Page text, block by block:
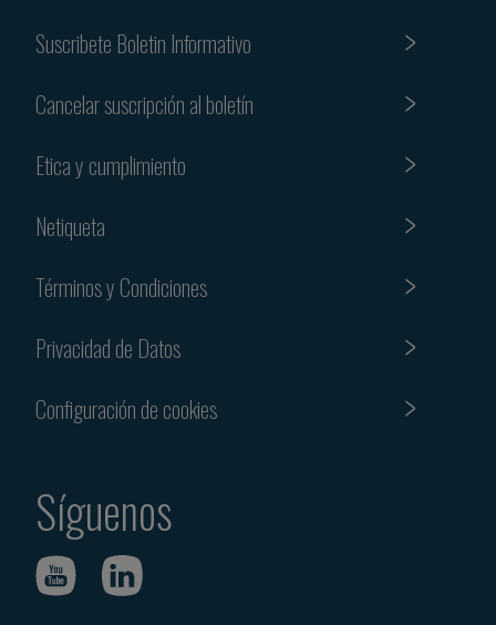
Suscribete Boletin Informativo
Cancelar suscripción al boletín
Etica y cumplimiento
Netiqueta
Términos y Condiciones
Privacidad de Datos
Configuración de cookies
Síguenos